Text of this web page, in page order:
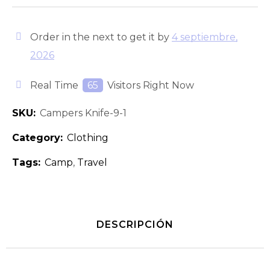
Order in the next to get it by 4 septiembre,
2026
Real Time 65 Visitors Right Now
SKU: Campers Knife-9-1
Category: Clothing
Tags: Camp, Travel
DESCRIPCIÓN